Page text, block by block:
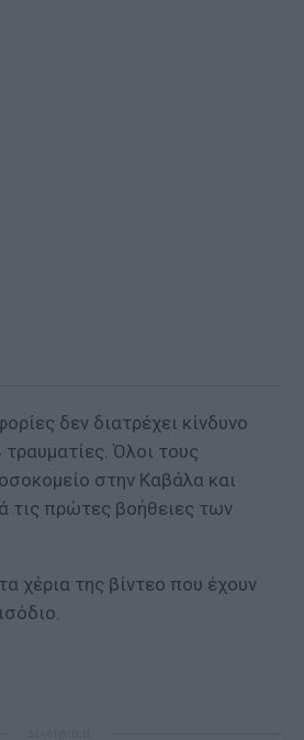
δεν διατρέχει κίνδυνο
Όλοι τους
στην Καβάλα και
τις πρώτες βοήθειες των
χέρια της βίντεο που έχουν